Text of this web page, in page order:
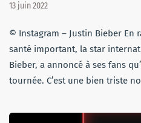
13 juin 2022
© Instagram – Justin Bieber En
santé important, la star
Bieber, a annoncé à ses fans
tournée. C’est une bien triste